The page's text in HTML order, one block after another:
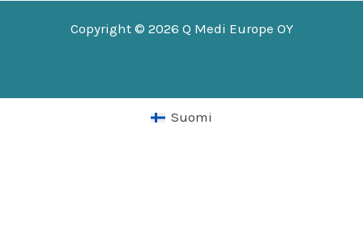
Copyright © 2026 Q Medi Europe OY
Suomi